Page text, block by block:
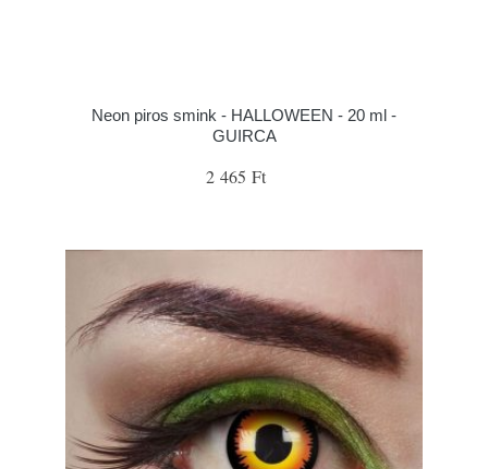
Neon piros smink - HALLOWEEN - 20 ml -
GUIRCA
2 465 Ft